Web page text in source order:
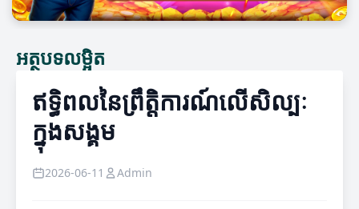
អត្ថបទលម្អិត
ឥទ្ធិពលនៃព្រឹត្តិការណ៍លើសិល្បៈ
ក្នុងសង្គម
2026-06-11 Admin